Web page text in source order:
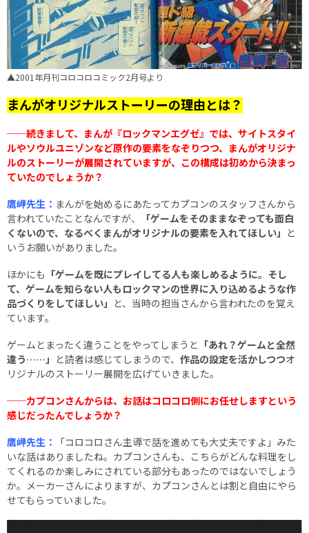
▲2001年月刊コロコロコミック2月号より
まんがオリジナルストーリーの理由とは？
──続きまして、まんが『ロックマンエグゼ』では、サイトスタイ
ルやソウルユニゾンなど原作の要素をなぞりつつ、まんがオリジナ
ルのストーリーが展開されていますが、この構成は初めから決まっ
ていたのでしょうか？
鷹岬先生： まんがを始めるにあたってカプコンのスタッフさんから
言われていたことなんですが、
「ゲームをそのままなぞっても面白
くないので、なるべくまんがオリジナルの要素を入れてほしい」 と
いうお願いがありました。
ほかにも 「ゲームを既にプレイしてる人も楽しめるように。そし
て、ゲームを知らない人もロックマンの世界に入り込めるような作
品づくりをしてほしい」 と、当時の担当さんから言われたのを覚え
ています。
ゲームとまったく違うことをやってしまうと 「あれ？ゲームと全然
違う……」 と読者は感じてしまうので、 作品の設定を活かしつつオ
リジナルのストーリー展開を広げていきました。
──カプコンさんからは、お話はコロコロ側にお任せしますという
感じだったんでしょうか？
鷹岬先生：
「コロコロさん主導で話を進めても大丈夫ですよ」みた
いな話はありましたね。カプコンさんも、こちらがどんな料理をし
てくれるのか楽しみにされている部分もあったのではないでしょう
か。メーカーさんによりますが、カプコンさんとは割と自由にやら
せてもらっていました。